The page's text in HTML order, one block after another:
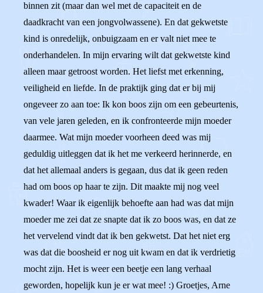
binnen zit (maar dan wel met de capaciteit en de
daadkracht van een jongvolwassene). En dat gekwetste
kind is onredelijk, onbuigzaam en er valt niet mee te
onderhandelen. In mijn ervaring wilt dat gekwetste kind
alleen maar getroost worden. Het liefst met erkenning,
veiligheid en liefde. In de praktijk ging dat er bij mij
ongeveer zo aan toe: Ik kon boos zijn om een gebeurtenis,
van vele jaren geleden, en ik confronteerde mijn moeder
daarmee. Wat mijn moeder voorheen deed was mij
geduldig uitleggen dat ik het me verkeerd herinnerde, en
dat het allemaal anders is gegaan, dus dat ik geen reden
had om boos op haar te zijn. Dit maakte mij nog veel
kwader! Waar ik eigenlijk behoefte aan had was dat mijn
moeder me zei dat ze snapte dat ik zo boos was, en dat ze
het vervelend vindt dat ik ben gekwetst. Dat het niet erg
was dat die boosheid er nog uit kwam en dat ik verdrietig
mocht zijn. Het is weer een beetje een lang verhaal
geworden, hopelijk kun je er wat mee! :) Groetjes, Arne